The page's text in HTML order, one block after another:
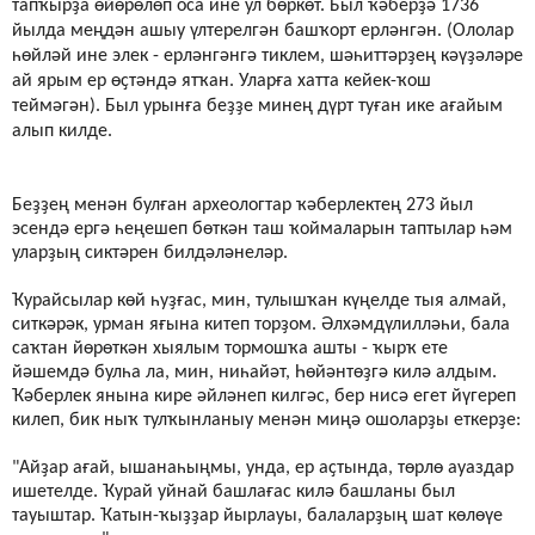
тапҡырҙа өйөрөлөп оса ине ул бөркөт. Был ҡәберҙә 1736
йылда меңдән ашыу үлтерелгән башҡорт ерләнгән. (Ололар
һөйләй ине элек - ерләнгәнгә тиклем, шәһиттәрҙең кәүҙәләре
ай ярым ер өҫтәндә ятҡан. Уларға хатта кейек-ҡош
теймәгән). Был урынға беҙҙе минең дүрт туған ике ағайым
алып килде.
Беҙҙең менән булған археологтар ҡәберлектең 273 йыл
эсендә ергә һеңешеп бөткән таш ҡоймаларын таптылар һәм
уларҙың сиктәрен билдәләнеләр.
Ҡурайсылар көй һуҙғас, мин, тулышҡан күңелде тыя алмай,
ситкәрәк, урман яғына китеп торҙом. Әлхәмдүлилләһи, бала
саҡтан йөрөткән хыялым тормошҡа ашты - ҡырҡ ете
йәшемдә булһа ла, мин, ниһайәт, Һөйәнтөҙгә килә алдым.
Ҡәберлек янына кире әйләнеп килгәс, бер нисә егет йүгереп
килеп, бик ныҡ тулҡынланыу менән миңә ошоларҙы еткерҙе:
"Айҙар ағай, ышанаһыңмы, унда, ер аҫтында, төрлө ауаздар
ишетелде. Ҡурай уйнай башлағас килә башланы был
тауыштар. Ҡатын-ҡыҙҙар йырлауы, балаларҙың шат көлөүе